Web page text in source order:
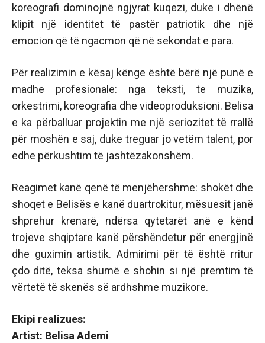
koreografi dominojnë ngjyrat kuqezi, duke i dhënë
klipit një identitet të pastër patriotik dhe një
emocion që të ngacmon që në sekondat e para.
Për realizimin e kësaj kënge është bërë një punë e
madhe profesionale: nga teksti, te muzika,
orkestrimi, koreografia dhe videoproduksioni. Belisa
e ka përballuar projektin me një seriozitet të rrallë
për moshën e saj, duke treguar jo vetëm talent, por
edhe përkushtim të jashtëzakonshëm.
Reagimet kanë qenë të menjëhershme: shokët dhe
shoqet e Belisës e kanë duartrokitur, mësuesit janë
shprehur krenarë, ndërsa qytetarët anë e kënd
trojeve shqiptare kanë përshëndetur për energjinë
dhe guximin artistik. Admirimi për të është rritur
çdo ditë, teksa shumë e shohin si një premtim të
vërtetë të skenës së ardhshme muzikore.
Ekipi realizues:
Artist: Belisa Ademi